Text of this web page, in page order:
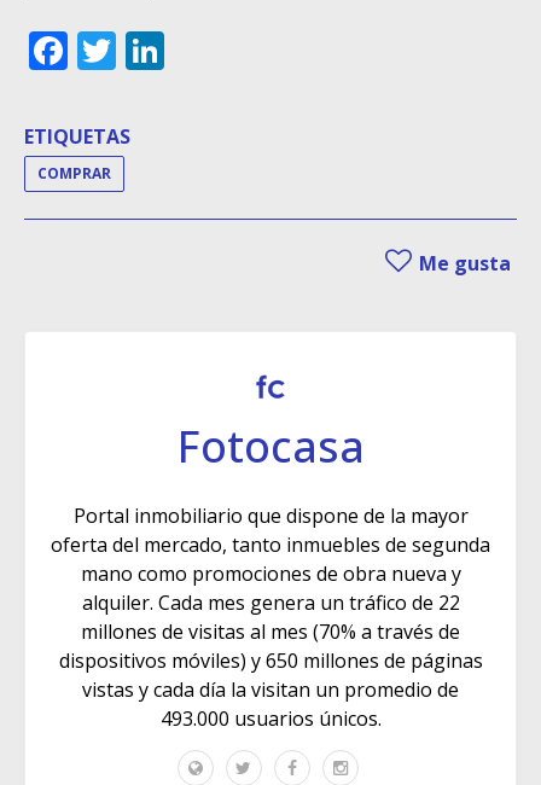
Facebook
Twitter
ETIQUETAS
COMPRAR
Me gusta
Fotocasa
Portal inmobiliario que dispone de la mayor
oferta del mercado, tanto inmuebles de segunda
mano como promociones de obra nueva y
alquiler. Cada mes genera un tráfico de 22
millones de visitas al mes (70% a través de
dispositivos móviles) y 650 millones de páginas
vistas y cada día la visitan un promedio de
493.000 usuarios únicos.